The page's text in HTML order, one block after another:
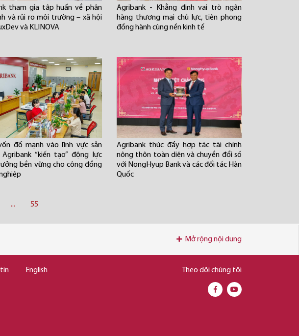
tham gia tập huấn về phân
và rủi ro môi trường – xã hội
và KLINOVA
Agribank - Khẳng định vai trò ngân
hàng thương mại chủ lực, tiên phong
đồng hành cùng nền kinh tế
đổ mạnh vào lĩnh vực sản
“kiến tạo” động lực
bền vững cho cộng đồng
Agribank thúc đẩy hợp tác tài chính
nông thôn toàn diện và chuyển đổi số
với NongHyup Bank và các đối tác Hàn
Quốc
... 55
Mở rộng nội dung
English Theo dõi chúng tôi